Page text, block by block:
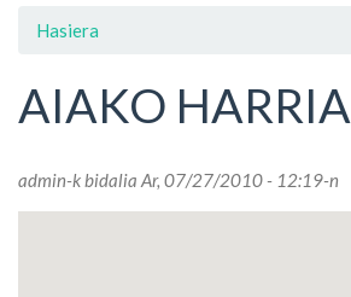
Hasiera
AIAKO HARRIA
admin-k bidalia Ar, 07/27/2010 - 12:19-n